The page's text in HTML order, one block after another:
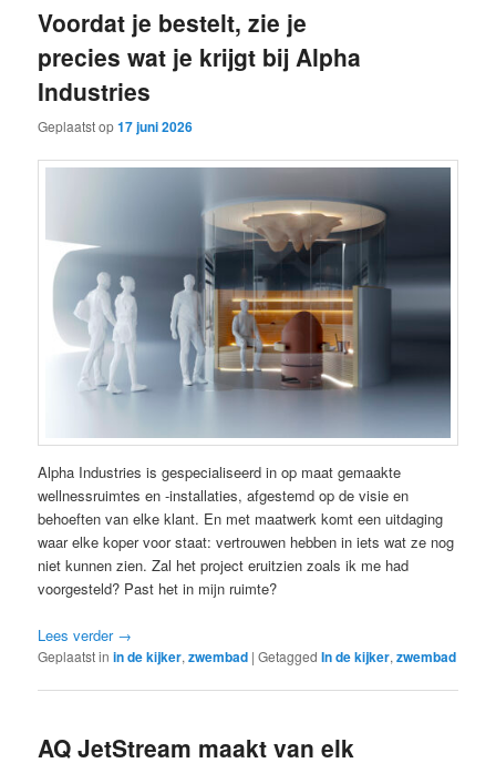
Voordat je bestelt, zie je
precies wat je krijgt bij Alpha
Industries
Geplaatst op17 juni 2026
Alpha Industries is gespecialiseerd in op maat gemaakte
wellnessruimtes en -installaties, afgestemd op de visie en
behoeften van elke klant. En met maatwerk komt een uitdaging
waar elke koper voor staat: vertrouwen hebben in iets wat ze nog
niet kunnen zien. Zal het project eruitzien zoals ik me had
voorgesteld? Past het in mijn ruimte?
Lees verder →
Geplaatst in in de kijker,zwembad |Getagged In de kijker,zwembad
AQ JetStream maakt van elk